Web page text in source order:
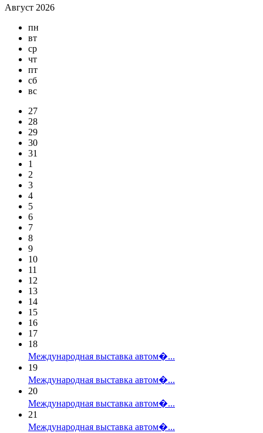
Август 2026
пн
вт
ср
чт
пт
сб
вс
27
28
29
30
31
1
2
3
4
5
6
7
8
9
10
11
12
13
14
15
16
17
18
Международная выставка автом�...
19
Международная выставка автом�...
20
Международная выставка автом�...
21
Международная выставка автом�...